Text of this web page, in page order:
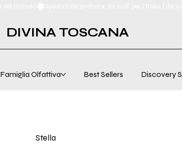
Famiglia Olfattiva Best Sellers Discovery
DIVINA TOSCANA
Stella